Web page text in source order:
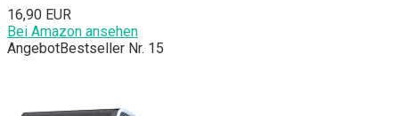
16,90 EUR
Bei Amazon ansehen
AngebotBestseller Nr. 15